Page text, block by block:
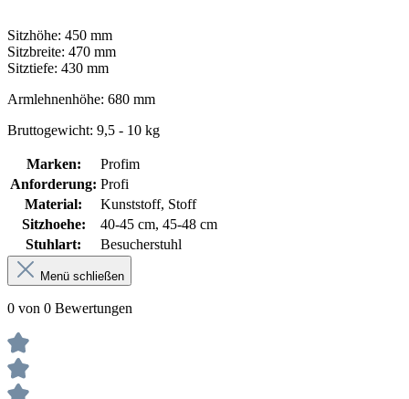
Sitzhöhe: 450 mm
Sitzbreite: 470 mm
Sitztiefe: 430 mm
Armlehnenhöhe: 680 mm
Bruttogewicht: 9,5 - 10 kg
Marken:
Profim
Anforderung: Profi
Material:
Kunststoff, Stoff
Sitzhoehe:
40-45 cm, 45-48 cm
Stuhlart:
Besucherstuhl
Menü schließen
0 von 0 Bewertungen